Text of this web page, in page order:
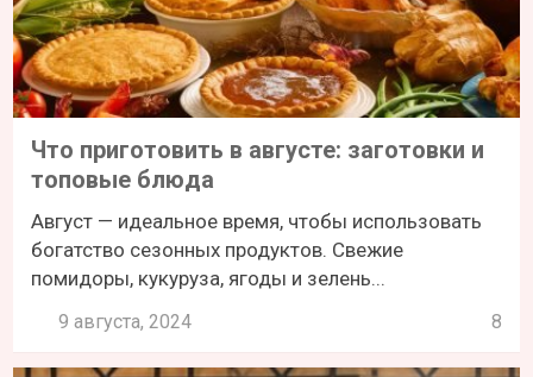
Что приготовить в августе: заготовки и
топовые блюда
Август — идеальное время, чтобы использовать
богатство сезонных продуктов. Свежие
помидоры, кукуруза, ягоды и зелень...
9 августа, 2024 8